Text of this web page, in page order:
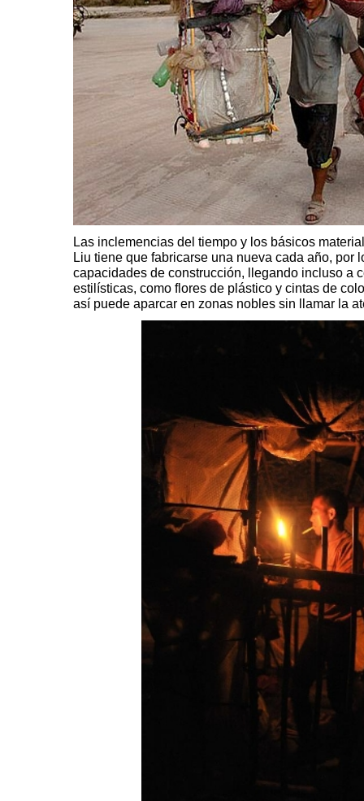
Las inclemencias del tiempo y los básicos
Liu tiene que fabricarse una nueva cada año, por
capacidades de construcción, llegando incluso a
estilísticas, como flores de plástico y cintas de
así puede aparcar en zonas nobles sin llamar la